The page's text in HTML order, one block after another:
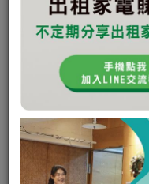
【 台中發電
機台中】
廟會 廟會 廟會 E大
E大牌3700W